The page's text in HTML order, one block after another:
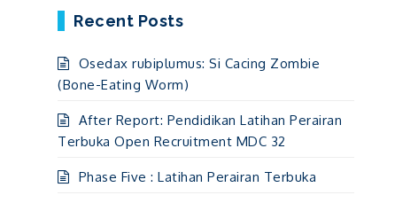
Recent Posts
Osedax rubiplumus: Si Cacing Zombie
(Bone-Eating Worm)
After Report: Pendidikan Latihan Perairan
Terbuka Open Recruitment MDC 32
Phase Five : Latihan Perairan Terbuka